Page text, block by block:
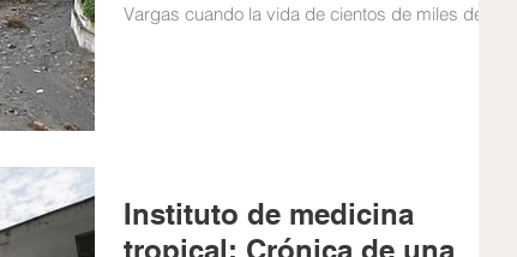
Vargas cuando la vida de cientos de miles de...
Instituto de medicina
tropical: Crónica de una